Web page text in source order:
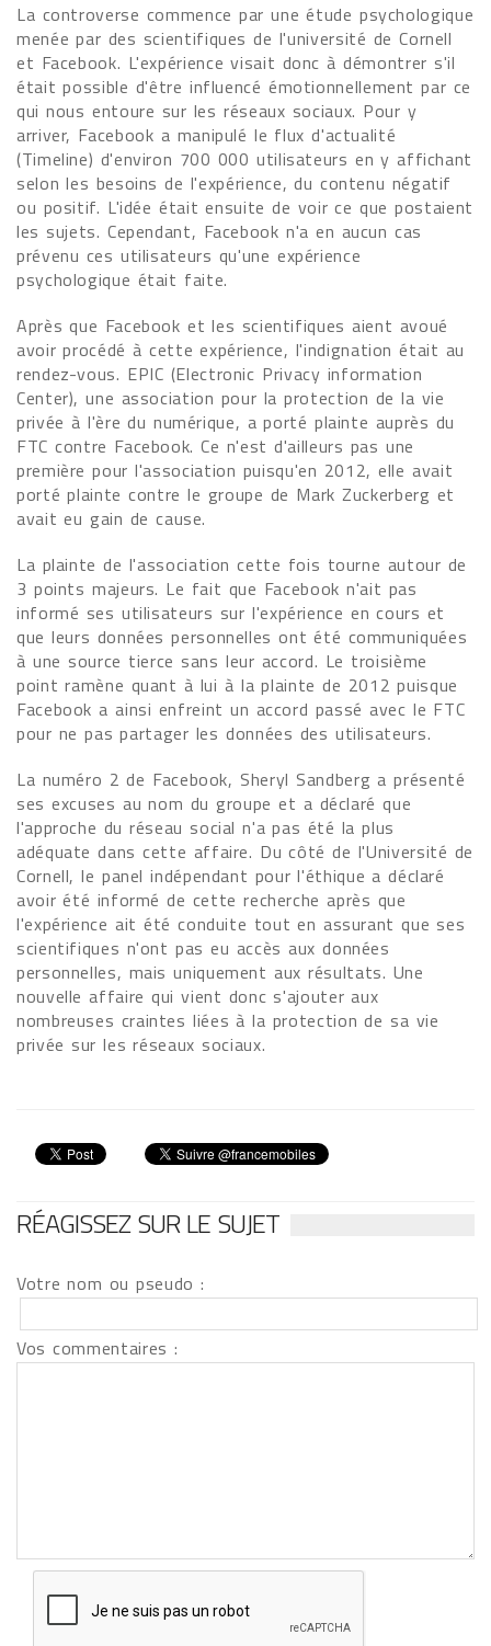
La controverse commence par une étude psychologique
menée par des scientifiques de l'université de Cornell
et Facebook. L'expérience visait donc à démontrer s'il
était possible d'être influencé émotionnellement par ce
qui nous entoure sur les réseaux sociaux. Pour y
arriver, Facebook a manipulé le flux d'actualité
(Timeline) d'environ 700 000 utilisateurs en y affichant
selon les besoins de l'expérience, du contenu négatif
ou positif. L'idée était ensuite de voir ce que postaient
les sujets. Cependant, Facebook n'a en aucun cas
prévenu ces utilisateurs qu'une expérience
psychologique était faite.
Après que Facebook et les scientifiques aient avoué
avoir procédé à cette expérience, l'indignation était au
rendez-vous. EPIC (Electronic Privacy information
Center), une association pour la protection de la vie
privée à l'ère du numérique, a porté plainte auprès du
FTC contre Facebook. Ce n'est d'ailleurs pas une
première pour l'association puisqu'en 2012, elle avait
porté plainte contre le groupe de Mark Zuckerberg et
avait eu gain de cause.
La plainte de l'association cette fois tourne autour de
3 points majeurs. Le fait que Facebook n'ait pas
informé ses utilisateurs sur l'expérience en cours et
que leurs données personnelles ont été communiquées
à une source tierce sans leur accord. Le troisième
point ramène quant à lui à la plainte de 2012 puisque
Facebook a ainsi enfreint un accord passé avec le FTC
pour ne pas partager les données des utilisateurs.
La numéro 2 de Facebook, Sheryl Sandberg a présenté
ses excuses au nom du groupe et a déclaré que
l'approche du réseau social n'a pas été la plus
adéquate dans cette affaire. Du côté de l'Université de
Cornell, le panel indépendant pour l'éthique a déclaré
avoir été informé de cette recherche après que
l'expérience ait été conduite tout en assurant que ses
scientifiques n'ont pas eu accès aux données
personnelles, mais uniquement aux résultats. Une
nouvelle affaire qui vient donc s'ajouter aux
nombreuses craintes liées à la protection de sa vie
privée sur les réseaux sociaux.
RÉAGISSEZ SUR LE SUJET
Votre nom ou pseudo :
Vos commentaires :